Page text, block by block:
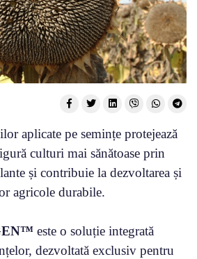
aplicate pe semințe protejează
culturi mai sănătoase prin
și contribuie la dezvoltarea și
agricole durabile.
este o soluție integrată
dezvoltată exclusiv pentru